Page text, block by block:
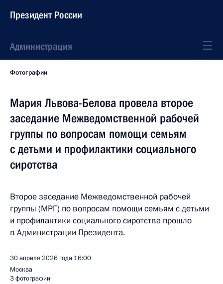
Президент России
Администрация
Фотографии
Мария Львова-Белова провела второе
заседание Межведомственной рабочей
группы по вопросам помощи семьям
с детьми и профилактики социального
сиротства
Второе заседание Межведомственной рабочей
группы (МРГ) по вопросам помощи семьям с детьми
и профилактики социального сиротства прошло
в Администрации Президента.
30 апреля 2026 года 16:00
Москва
3 фотографии